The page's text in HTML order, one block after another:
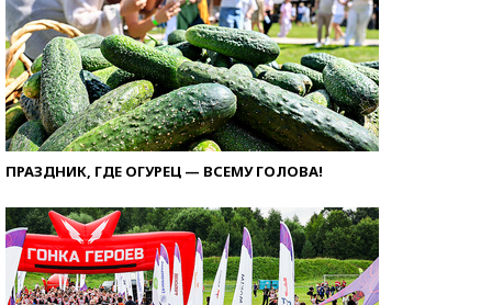
ПРАЗДНИК, ГДЕ ОГУРЕЦ — ВСЕМУ ГОЛОВА!